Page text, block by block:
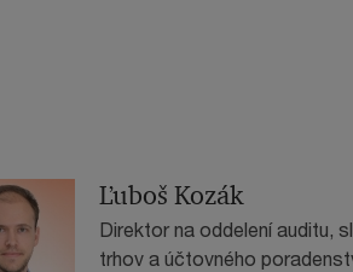
Ľuboš Kozák
Direktor na oddelení auditu,
trhov a účtovného